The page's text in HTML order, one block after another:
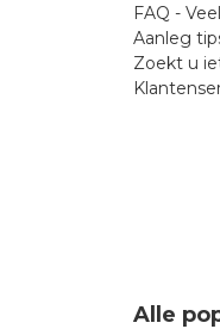
FAQ -
Aanleg
Zoekt u
Alle